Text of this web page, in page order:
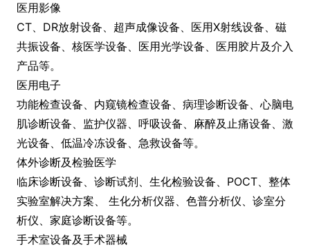
医用影像
CT、DR放射设备、超声成像设备、医用X射线设备、磁
共振设备、核医学设备、医用光学设备、医用胶片及介入
产品等。
医用电子
功能检查设备、内窥镜检查设备、病理诊断设备、心脑电
肌诊断设备、监护仪器、呼吸设备、麻醉及止痛设备、激
光设备、低温冷冻设备、急救设备等。
体外诊断及检验医学
临床诊断设备、诊断试剂、生化检验设备、POCT、整体
实验室解决方案、 生化分析仪器、色普分析仪、诊室分
析仪、家庭诊断设备等。
手术室设备及手术器械